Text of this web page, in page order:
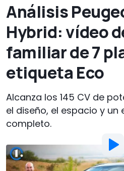
Análisis
Hybrid: vídeo
familiar de 7
etiqueta Eco
Alcanza los 145 CV de
el diseño, el espacio y
completo.
Por:Javier Llorente